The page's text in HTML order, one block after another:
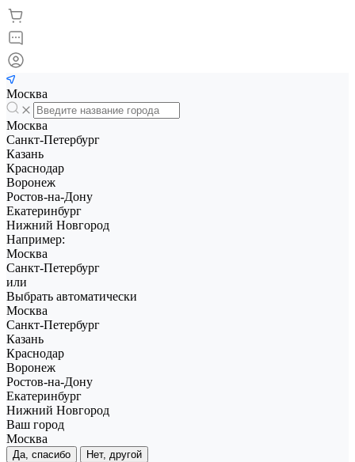
Москва
Москва
Санкт-Петербург
Казань
Краснодар
Воронеж
Ростов-на-Дону
Екатеринбург
Нижний Новгород
Например:
Москва
Санкт-Петербург
или
Выбрать автоматически
Москва
Санкт-Петербург
Казань
Краснодар
Воронеж
Ростов-на-Дону
Екатеринбург
Нижний Новгород
Ваш город
Москва
Да, спасибо Нет, другой